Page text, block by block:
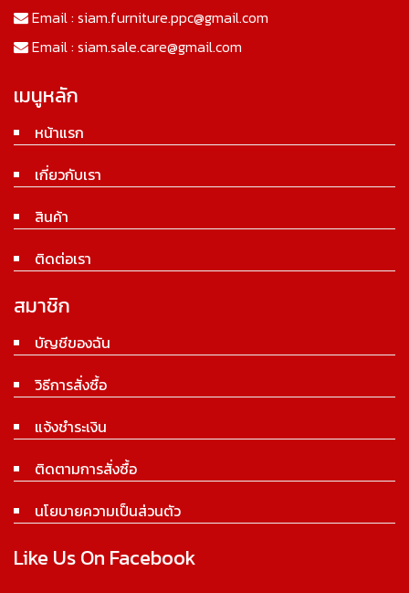
Email : siam.furniture.ppc@gmail.com
Email : siam.sale.care@gmail.com
เมนูหลัก
หน้าแรก
เกี่ยวกับเรา
สินค้า
ติดต่อเรา
สมาชิก
บัญชีของฉัน
วิธีการสั่งซื้อ
แจ้งชำระเงิน
ติดตามการสั่งซื้อ
นโยบายความเป็นส่วนตัว
Like Us On Facebook